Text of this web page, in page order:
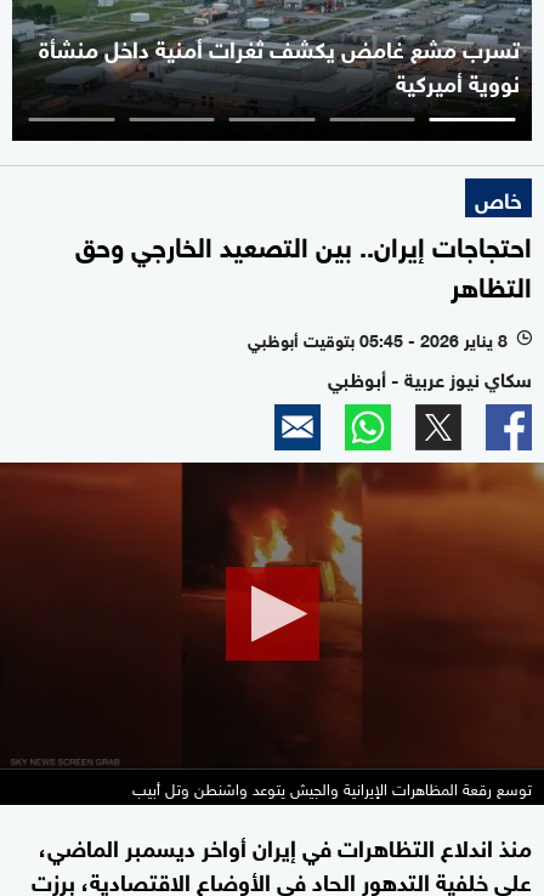
تسرب مشع غامض يكشف ثغرات أمنية داخل منشأة
نووية أميركية
خاص
احتجاجات إيران.. بين التصعيد الخارجي وحق
التظاهر
l 8 يناير 2026 - 05:45 بتوقيت أبوظبي
سكاي نيوز عربية - أبوظبي
توسع رقعة المظاهرات الإيرانية والجيش يتوعد واشنطن وتل أبيب
منذ اندلاع التظاهرات في إيران أواخر ديسمبر الماضي،
على خلفية التدهور الحاد في الأوضاع الاقتصادية، برزت